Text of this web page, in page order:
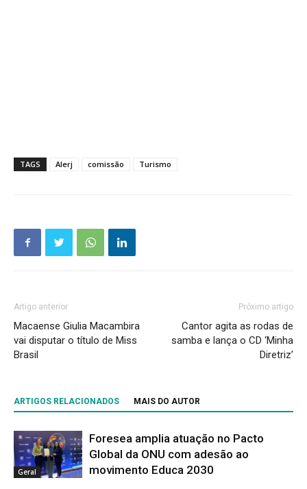
TAGS Alerj comissão Turismo
Artigo anterior
Macaense Giulia Macambira
vai disputar o título de Miss
Brasil
Próximo artigo
Cantor agita as rodas de
samba e lança o CD ‘Minha
Diretriz’
ARTIGOS RELACIONADOS MAIS DO AUTOR
Geral
Foresea amplia atuação no Pacto
Global da ONU com adesão ao
movimento Educa 2030